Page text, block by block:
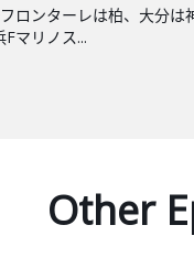
ロンターレは柏、大分
マリノス...
Other